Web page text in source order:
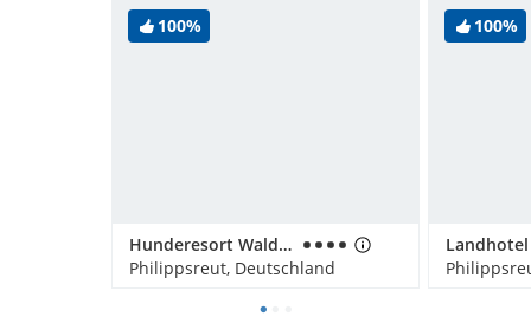
100%
Hunderesort Waldeck
Philippsreut, Deutschland
100%